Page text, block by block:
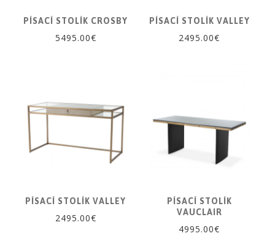
PÍSACÍ STOLÍK CROSBY
5495.00€
PÍSACÍ STOLÍK VALLEY
2495.00€
PÍSACÍ STOLÍK VALLEY
2495.00€
PÍSACÍ STOLÍK
VAUCLAIR
4995.00€